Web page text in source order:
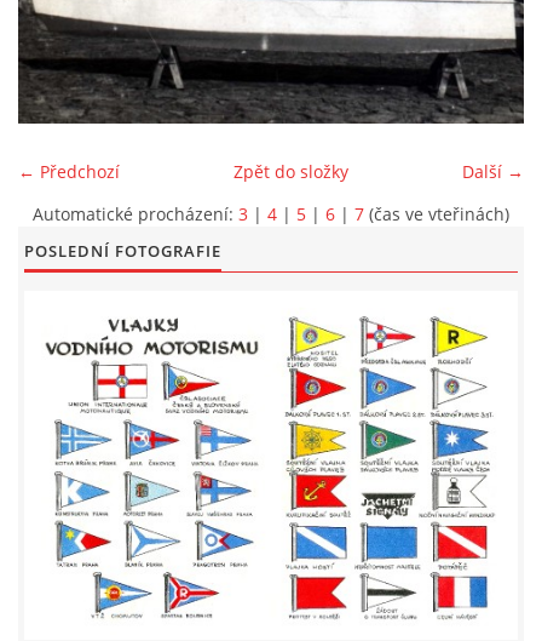
FOTOALBUM
ROČENKA 2026
VIDEOALBUM
UŽITEČNÉ ODKAZY
KONTAKTY
VSTUP PRO ČLENY
← Předchozí Další →
Zpět do složky
Automatické procházení: 3 | 4 | 5 | 6 | 7 (čas ve vteřinách)
POSLEDNÍ FOTOGRAFIE